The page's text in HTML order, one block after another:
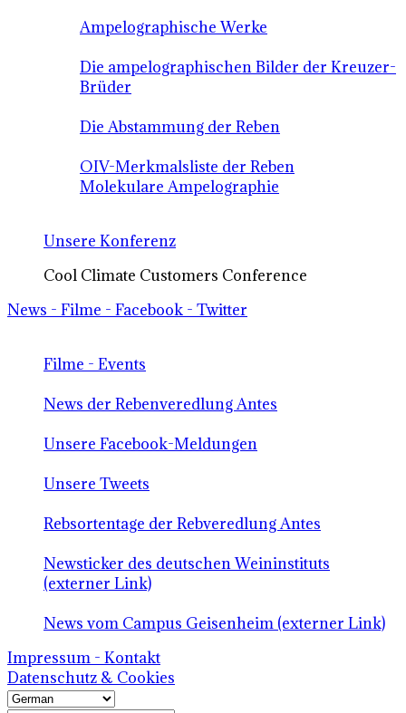
Ampelographische Werke
Die ampelographischen Bilder der Kreuzer-
Brüder
Die Abstammung der Reben
OIV-Merkmalsliste der Reben
Molekulare Ampelographie
Unsere Konferenz
Cool Climate Customers Conference
News - Filme - Facebook - Twitter
Filme - Events
News der Rebenveredlung Antes
Unsere Facebook-Meldungen
Unsere Tweets
Rebsortentage der Rebveredlung Antes
Newsticker des deutschen Weininstituts
(externer Link)
News vom Campus Geisenheim (externer Link)
Impressum - Kontakt
Datenschutz & Cookies